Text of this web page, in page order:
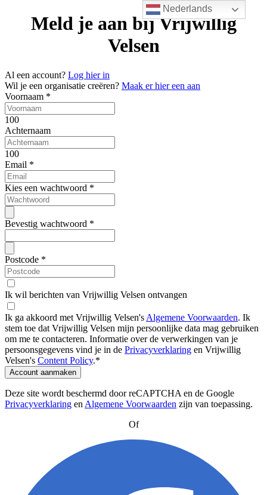
Nederlands
Meld je aan bij Vrijwillig
Velsen
Al een account? Log hier in
Wil je een organisatie creëren? Maak er hier een aan
Voornaam *
100
Achternaam
100
Email *
Kies een wachtwoord *
Bevestig wachtwoord *
Postcode *
Ik wil berichten van Vrijwillig Velsen ontvangen
Ik ga akkoord met Vrijwillig Velsen's Algemene Voorwaarden. Ik
stem toe dat Vrijwillig Velsen mijn persoonlijke data mag gebruiken
om me te contacteren. Informatie over de verwerkingen van je
persoonsgegevens vind je in de Privacyverklaring en Vrijwillig
Velsen's Content Policy.*
Account aanmaken
Deze site wordt beschermd door reCAPTCHA en de Google
Privacyverklaring en Algemene Voorwaarden zijn van toepassing.
Of